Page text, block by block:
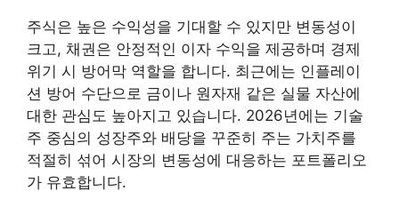
주식은 높은 수익성을 기대할 수 있지만 변동성이
크고, 채권은 안정적인 이자 수익을 제공하며 경제
위기 시 방어막 역할을 합니다. 최근에는 인플레이
션 방어 수단으로 금이나 원자재 같은 실물 자산에
대한 관심도 높아지고 있습니다. 2026년에는 기술
주 중심의 성장주와 배당을 꾸준히 주는 가치주를
적절히 섞어 시장의 변동성에 대응하는 포트폴리오
가 유효합니다.